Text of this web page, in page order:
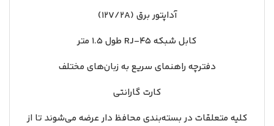
آداپتور برق (12V/2A)
کابل شبکه RJ‑45 طول ۱.۵ متر
دفترچه راهنمای سریع به زبان‌های مختلف
کارت گارانتی
کلیه متعلقات در بسته‌بندی محافظ دار عرضه می‌شوند تا از